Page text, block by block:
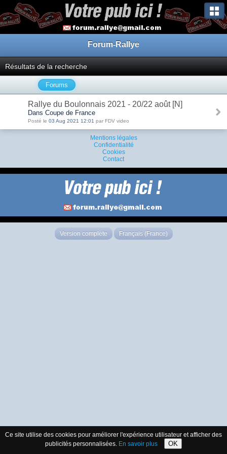
Forum-Rallye
Résultats de la recherche
Forums
Rallye du Boulonnais 2021 - 20/22 août [N]
Dans Coupe de France
Posté le 03 Aug 2021 12:01 par FDV video
Mentions légales
Confidentialité
Cookies
Contact
Version complète Français (France)
Ce site utilise des cookies pour améliorer l'expérience utilisateur et afficher des
publicités personnalisées. En savoir plus OK